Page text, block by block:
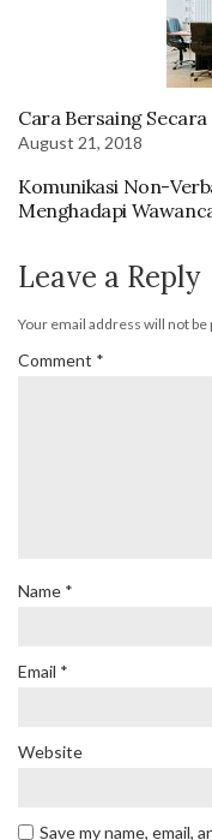
Cara Bersaing
August 21, 2018
Komunikasi Non-
Menghadapi
Leave a Reply
Your email address will not be
Comment *
Name *
Email *
Website
Save my name, email,